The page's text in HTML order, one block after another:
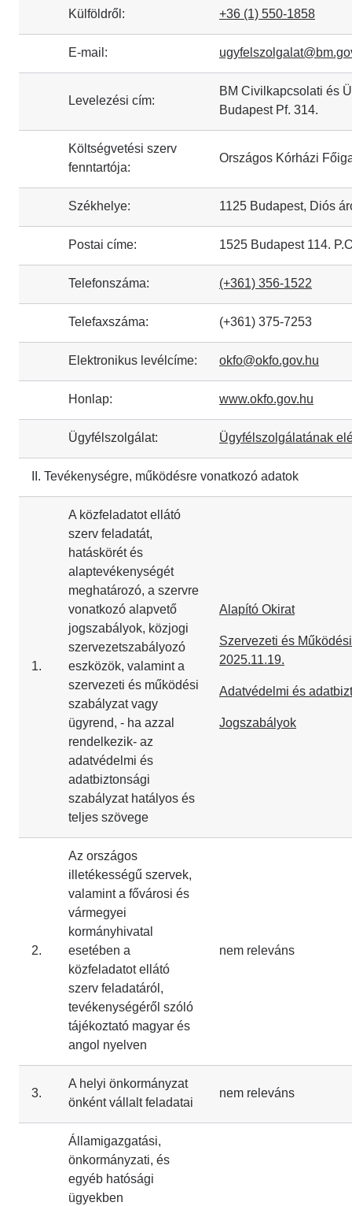
Külföldről: +36 (1) 550-1858
E-mail:
Levelezési cím:
BM Civilkapcsolati és
Budapest Pf. 314.
Költségvetési szerv
fenntartója:
Országos Kórházi
Székhelye: 1125 Budapest, Diós
Postai címe: 1525 Budapest 114.
Telefonszáma: (+361) 356-1522
Telefaxszáma: (+361) 375-7253
Elektronikus levélcíme: okfo@okfo.gov.hu
Honlap: www.okfo.gov.hu
Ügyfélszolgálat: Ügyfélszolgálatának
II. Tevékenységre, működésre vonatkozó adatok
1.
A közfeladatot ellátó
szerv feladatát,
hatáskörét és
alaptevékenységét
meghatározó, a szervre
vonatkozó alapvető
jogszabályok, közjogi
szervezetszabályozó
eszközök, valamint a
szervezeti és működési
szabályzat vagy
ügyrend, - ha azzal
rendelkezik- az
adatvédelmi és
adatbiztonsági
szabályzat hatályos és
teljes szövege
Alapító Okirat
Szervezeti és
2025.11.19.
Adatvédelmi és
Jogszabályok
2.
Az országos
illetékességű szervek,
valamint a fővárosi és
vármegyei
kormányhivatal
esetében a
közfeladatot ellátó
szerv feladatáról,
tevékenységéről szóló
tájékoztató magyar és
angol nyelven
nem releváns
3.
A helyi önkormányzat
önként vállalt feladatai
nem releváns
Államigazgatási,
önkormányzati, és
egyéb hatósági
ügyekben